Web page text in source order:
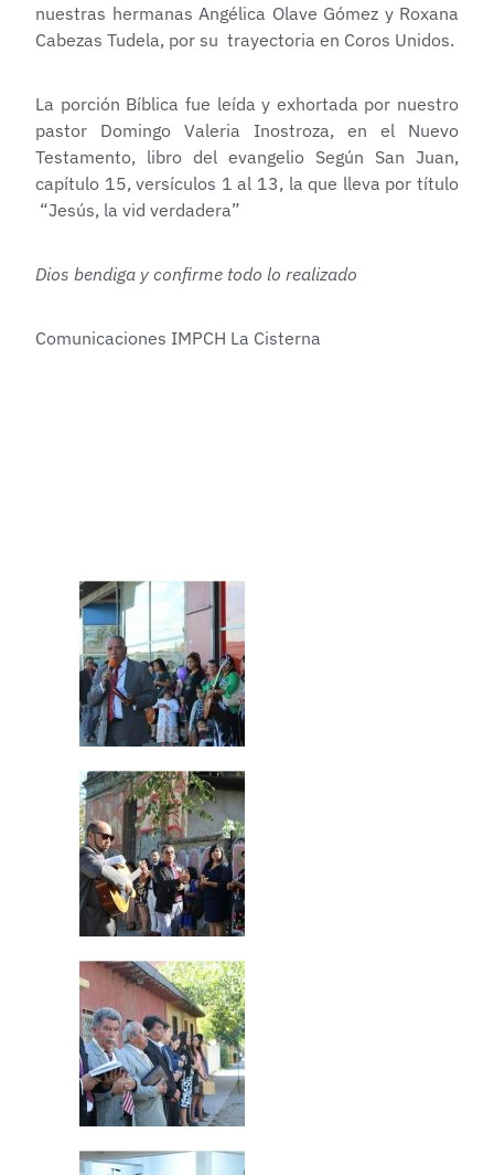
nuestras hermanas Angélica Olave Gómez y Roxana
Cabezas Tudela, por su trayectoria en Coros Unidos.
La porción Bíblica fue leída y exhortada por nuestro
pastor Domingo Valeria Inostroza, en el Nuevo
Testamento, libro del evangelio Según San Juan,
capítulo 15, versículos 1 al 13, la que lleva por título
“Jesús, la vid verdadera”
Dios bendiga y confirme todo lo realizado
Comunicaciones IMPCH La Cisterna